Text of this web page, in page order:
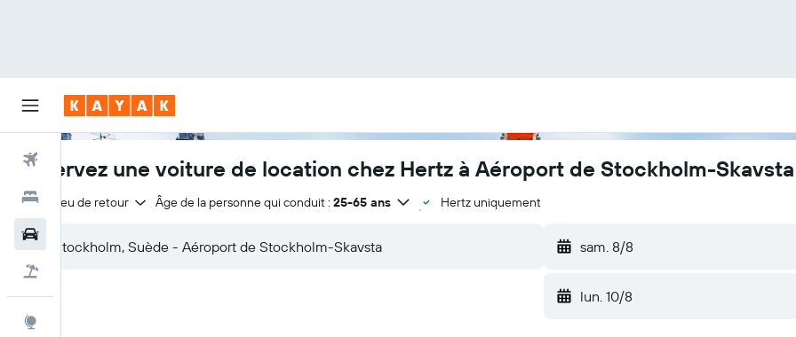
Hôtels
Réservez une voiture de location chez Hertz à Aéroport de Stockholm-Skavsta
Même lieu de retour Âge de la personne qui conduit : 25-65 ans Hertz uniquement
sam. 8/8
lun. 10/8